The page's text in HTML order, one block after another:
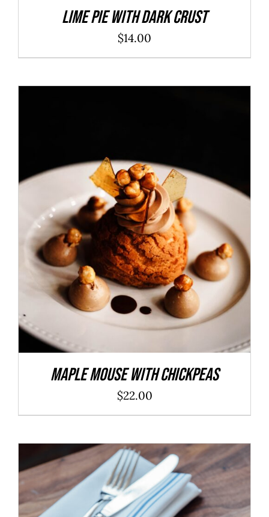
Lime Pie With Dark Crust
$14.00
ADD TO CART / DÉTAILS
Maple Mouse With Chickpeas
$22.00